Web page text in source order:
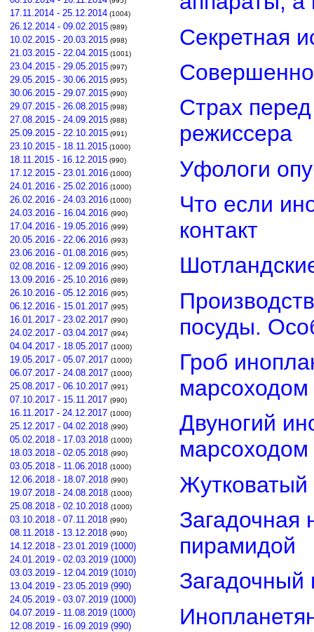
17.11.2014 - 25.12.2014 (1004)
26.12.2014 - 09.02.2015 (989)
10.02.2015 - 20.03.2015 (998)
21.03.2015 - 22.04.2015 (1001)
23.04.2015 - 29.05.2015 (997)
29.05.2015 - 30.06.2015 (995)
30.06.2015 - 29.07.2015 (990)
29.07.2015 - 26.08.2015 (998)
27.08.2015 - 24.09.2015 (988)
25.09.2015 - 22.10.2015 (991)
23.10.2015 - 18.11.2015 (1000)
18.11.2015 - 16.12.2015 (990)
17.12.2015 - 23.01.2016 (1000)
24.01.2016 - 25.02.2016 (1000)
26.02.2016 - 24.03.2016 (1000)
24.03.2016 - 16.04.2016 (990)
17.04.2016 - 19.05.2016 (999)
20.05.2016 - 22.06.2016 (993)
23.06.2016 - 01.08.2016 (995)
02.08.2016 - 12.09.2016 (990)
13.09.2016 - 25.10.2016 (989)
26.10.2016 - 05.12.2016 (995)
06.12.2016 - 15.01.2017 (995)
16.01.2017 - 23.02.2017 (990)
24.02.2017 - 03.04.2017 (994)
04.04.2017 - 18.05.2017 (1000)
19.05.2017 - 05.07.2017 (1000)
06.07.2017 - 24.08.2017 (1000)
25.08.2017 - 06.10.2017 (991)
07.10.2017 - 15.11.2017 (990)
16.11.2017 - 24.12.2017 (1000)
25.12.2017 - 04.02.2018 (990)
05.02.2018 - 17.03.2018 (1000)
18.03.2018 - 02.05.2018 (990)
03.05.2018 - 11.06.2018 (1000)
12.06.2018 - 18.07.2018 (990)
19.07.2018 - 24.08.2018 (1000)
25.08.2018 - 02.10.2018 (1000)
03.10.2018 - 07.11.2018 (990)
08.11.2018 - 13.12.2018 (990)
14.12.2018 - 23.01.2019 (1000)
24.01.2019 - 02.03.2019 (1000)
03.03.2019 - 12.04.2019 (1010)
13.04.2019 - 23.05.2019 (990)
24.05.2019 - 03.07.2019 (1000)
04.07.2019 - 11.08.2019 (1000)
12.08.2019 - 16.09.2019 (990)
Секретная
Страх
режиссера
Уфологи
Что если
контакт
посуды.
Гроб
марсоходом
Двуногий
марсоходом
Загадочная
пирамидой